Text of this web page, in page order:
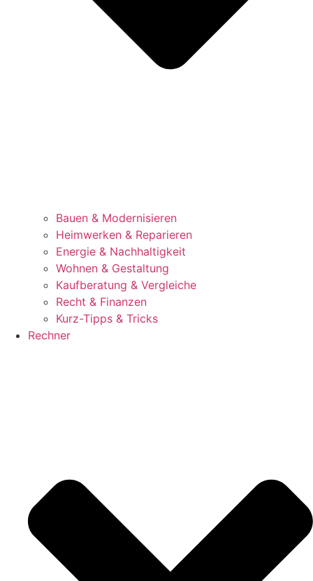
Bauen & Modernisieren
Heimwerken & Reparieren
Energie & Nachhaltigkeit
Wohnen & Gestaltung
Kaufberatung & Vergleiche
Recht & Finanzen
Kurz-Tipps & Tricks
Rechner